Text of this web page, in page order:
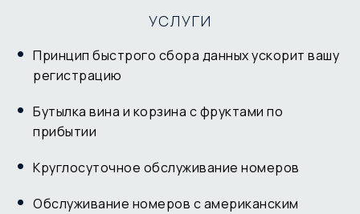
УСЛУГИ
Принцип быстрого сбора данных ускорит вашу
регистрацию
Бутылка вина и корзина с фруктами по
прибытии
Круглосуточное обслуживание номеров
Обслуживание номеров с американским